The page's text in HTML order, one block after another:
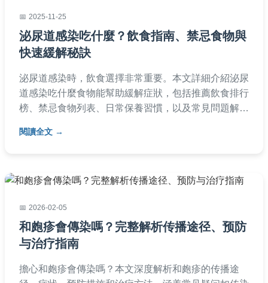
2025-11-25
泌尿道感染吃什麼？飲食指南、禁忌食物與
快速緩解秘訣
泌尿道感染時，飲食選擇非常重要。本文詳細介紹泌尿
道感染吃什麼食物能幫助緩解症狀，包括推薦飲食排行
榜、禁忌食物列表、日常保養習慣，以及常見問題解
恢復健康並預防復發。
閱讀全文
2026-02-05
和皰疹會傳染嗎？完整解析传播途径、预防
与治疗指南
擔心和皰疹會傳染嗎？本文深度解析和皰疹的传播途